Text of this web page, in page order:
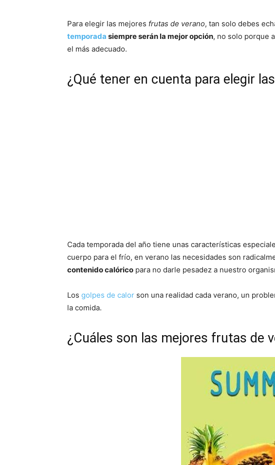
Para elegir las mejores frutas de verano, tan solo debes
temporada siempre serán la mejor opción, no solo porque
el más adecuado.
¿Qué tener en cuenta para elegir
Cada temporada del año tiene unas características
cuerpo para el frío, en verano las necesidades son
contenido calórico para no darle pesadez a nuestro
Los golpes de calor son una realidad cada verano, un
la comida.
¿Cuáles son las mejores frutas de